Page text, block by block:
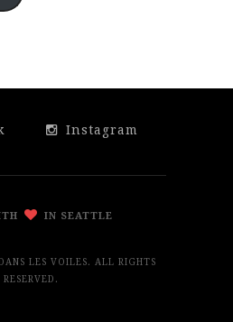
Instagram
IN SEATTLE
LES VOILES. ALL RIGHTS
RESERVED.